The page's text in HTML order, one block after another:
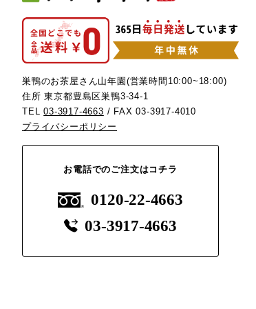
巣鴨のお茶屋さん山年園(営業時間10:00~18:00)
住所 東京都豊島区巣鴨3-34-1
TEL03-3917-4663 / FAX 03-3917-4010
プライバシーポリシー
お電話でのご注文はコチラ
0120-22-4663
03-3917-4663